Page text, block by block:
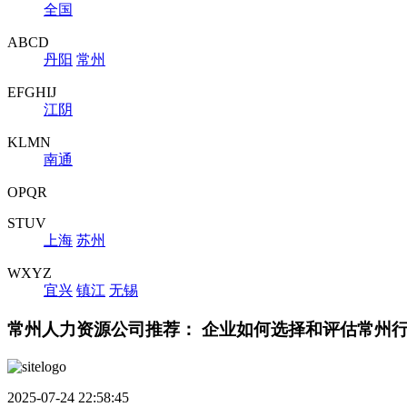
全国
ABCD
丹阳 常州
EFGHIJ
江阴
KLMN
南通
OPQR
STUV
上海 苏州
WXYZ
宜兴 镇江 无锡
常州人力资源公司推荐： 企业如何选择和评估常州
2025-07-24 22:58:45